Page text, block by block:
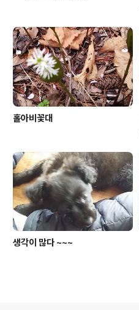
홀아비꽃대
생각이 많다 ~~~